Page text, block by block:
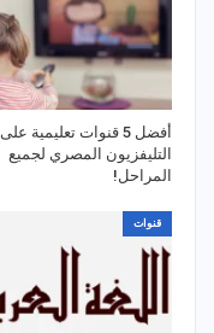
أفضل 5 قنوات تعليمية على
التليفزيون المصري لجميع
المراحل!
قنوات